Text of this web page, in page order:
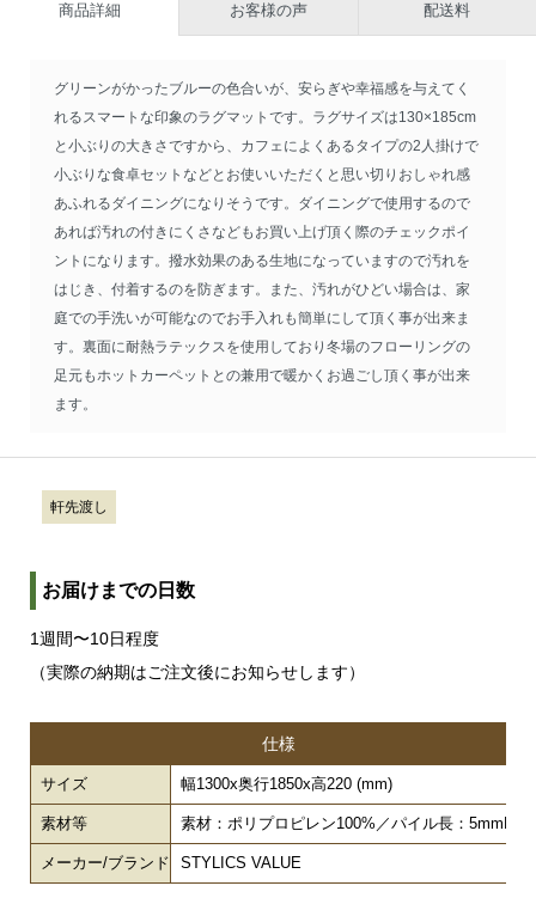
商品詳細 お客様の声 配送料
グリーンがかったブルーの色合いが、安らぎや幸福感を与えてく
れるスマートな印象のラグマットです。ラグサイズは130×185cm
と小ぶりの大きさですから、カフェによくあるタイプの2人掛けで
小ぶりな食卓セットなどとお使いいただくと思い切りおしゃれ感
あふれるダイニングになりそうです。ダイニングで使用するので
あれば汚れの付きにくさなどもお買い上げ頂く際のチェックポイ
ントになります。撥水効果のある生地になっていますので汚れを
はじき、付着するのを防ぎます。また、汚れがひどい場合は、家
庭での手洗いが可能なのでお手入れも簡単にして頂く事が出来ま
す。裏面に耐熱ラテックスを使用しており冬場のフローリングの
足元もホットカーペットとの兼用で暖かくお過ごし頂く事が出来
ます。
軒先渡し
お届けまでの日数
1週間〜10日程度
（実際の納期はご注文後にお知らせします）
仕様
サイズ 幅1300x奥行1850x高220 (mm)
素材等 素材：ポリプロピレン100%／パイル長：5mmL
メーカー/ブランド STYLICS VALUE